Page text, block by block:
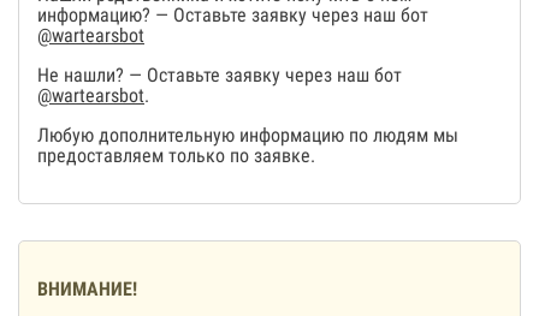
информацию? — Оставьте заявку через наш бот
@wartearsbot
Не нашли? — Оставьте заявку через наш бот
@wartearsbot.
Любую дополнительную информацию по людям мы
предоставляем только по заявке.
ВНИМАНИЕ!